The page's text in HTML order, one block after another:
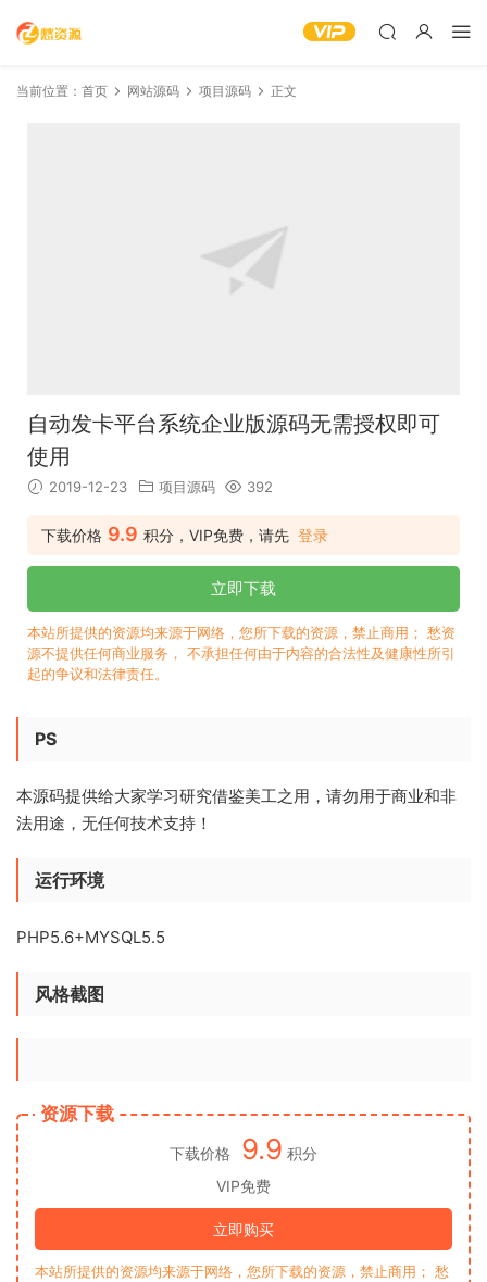
当前位置： 首页 网站源码 项目源码 正文
自动发卡平台系统企业版源码无需授权即可
使用
2019-12-23 项目源码 392
下载价格 9.9 积分，VIP免费，请先 登录
立即下载
本站所提供的资源均来源于网络，您所下载的资源，禁止商用； 愁资
源不提供任何商业服务， 不承担任何由于内容的合法性及健康性所引
起的争议和法律责任。
PS
本源码提供给大家学习研究借鉴美工之用，请勿用于商业和非
法用途，无任何技术支持！
运行环境
PHP5.6+MYSQL5.5
风格截图
资源下载
下载价格 9.9 积分
VIP免费
立即购买
本站所提供的资源均来源于网络，您所下载的资源，禁止商用； 愁